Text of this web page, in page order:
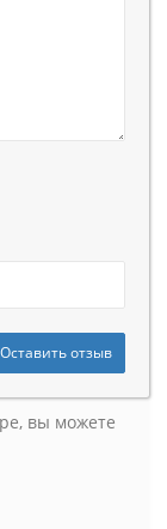
Оставить отзыв
вы можете